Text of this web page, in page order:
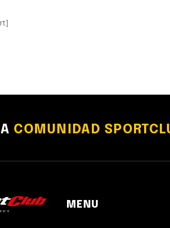
COMUNIDAD
MENU